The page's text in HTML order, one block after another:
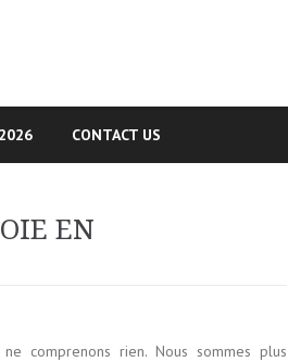
CONTACT US
EN
comprenons rien. Nous sommes plus